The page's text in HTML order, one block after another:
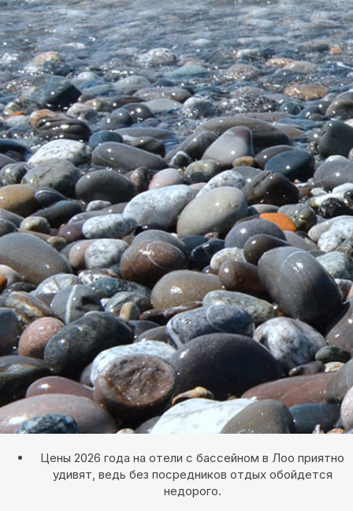
Цены 2026 года на отели с бассейном в Лоо приятно
удивят, ведь без посредников отдых обойдется
недорого.